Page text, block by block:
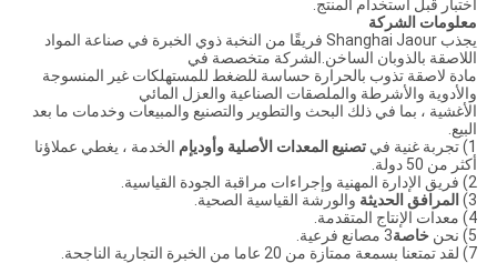
اختبار قبل استخدام المنتج.
معلومات الشركة
يجذب Shanghai Jaour فريقًا من النخبة ذوي الخبرة في صناعة المواد
اللاصقة بالذوبان الساخن.الشركة متخصصة في
مادة لاصقة تذوب بالحرارة حساسة للضغط للمستهلكات غير المنسوجة
والأدوية والأشرطة والملصقات الصناعية والعزل المائي
الأغشية ، بما في ذلك البحث والتطوير والتصنيع والمبيعات وخدمات ما بعد
البيع.
1) تجربة غنية في
تصنيع المعدات الأصلية وأوديإم الخدمة ، يغطي عملاؤنا
أكثر من 50 دولة.
2) فريق الإدارة المهنية وإجراءات مراقبة الجودة القياسية.
3)
المرافق الحديثة والورشة القياسية الصحية.
4) معدات الإنتاج المتقدمة.
5) نحن
خاصة3 مصانع فرعية.
7) لقد تمتعنا بسمعة ممتازة من 20 عاما من الخبرة التجارية الناجحة.